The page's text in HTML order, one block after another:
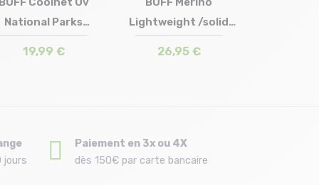
Taille en stock
National Parks
19,99 €
Taille en stock
Lightweight /solid
26,95 €
jours
Paiement en 3x ou 4X
dès 150€ par carte bancaire